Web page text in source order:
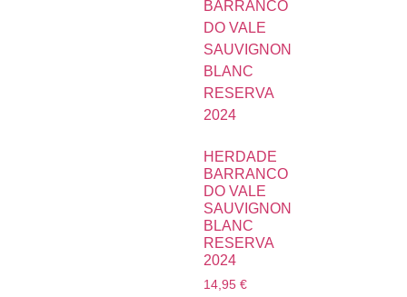
HERDADE
BARRANCO
DO VALE
SAUVIGNON
BLANC
RESERVA
2024
14,95 €